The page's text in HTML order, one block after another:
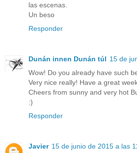
las escenas.
Un beso
Responder
Dunán innen Dunán túl 15 de
Wow! Do you already have such
Very nice really! Have a great
Cheers from sunny and very hot
:)
Responder
Javier 15 de junio de 2015 a las